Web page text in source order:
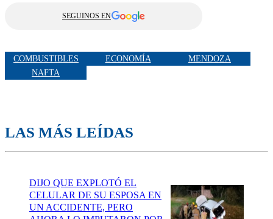
SEGUINOS EN
COMBUSTIBLES ECONOMÍA
MENDOZA
NAFTA
LAS MÁS LEÍDAS
DIJO QUE EXPLOTÓ EL
CELULAR DE SU ESPOSA EN
UN ACCIDENTE, PERO